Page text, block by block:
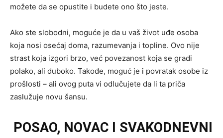
možete da se opustite i budete ono što jeste.
Ako ste slobodni, moguće je da u vaš život uđe osoba
koja nosi osećaj doma, razumevanja i topline. Ovo nije
strast koja izgori brzo, već povezanost koja se gradi
polako, ali duboko. Takođe, moguć je i povratak osobe iz
prošlosti – ali ovog puta vi odlučujete da li ta priča
zaslužuje novu šansu.
POSAO, NOVAC I SVAKODNEVNI